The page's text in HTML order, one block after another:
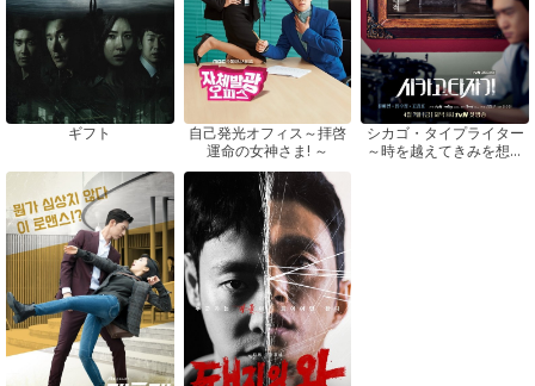
ギフト
自己発光オフィス～拝啓
運命の女神さま! ～
シカゴ・タイプライター
～時を越えてきみを想う